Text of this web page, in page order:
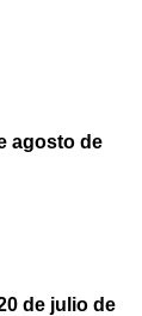
agosto de
de julio de